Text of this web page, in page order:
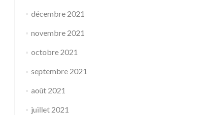
décembre 2021
novembre 2021
octobre 2021
septembre 2021
août 2021
juillet 2021